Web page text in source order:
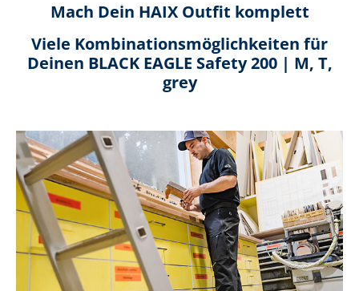
Metallfrei
Wiederbesohlbar
XLR8
Zertifiziert für orthop. Einlagen
Mach Dein HAIX Outfit komplett
Viele Kombinationsmöglichkeiten für
Deinen BLACK EAGLE Safety 200 | M, T,
grey